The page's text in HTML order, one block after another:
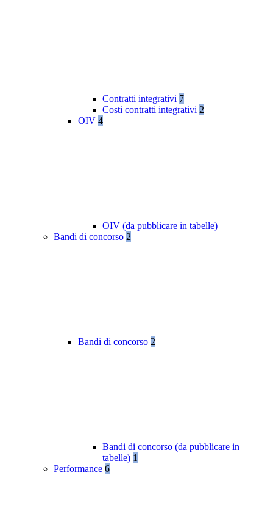
Contratti integrativi 7
Costi contratti integrativi 2
OIV 4
OIV (da pubblicare in tabelle)
Bandi di concorso 2
Bandi di concorso 2
Bandi di concorso (da pubblicare in
tabelle) 1
Performance 6